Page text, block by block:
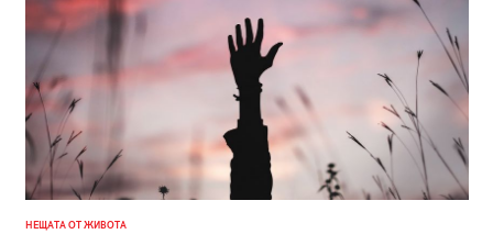
НЕЩАТА ОТ ЖИВОТА